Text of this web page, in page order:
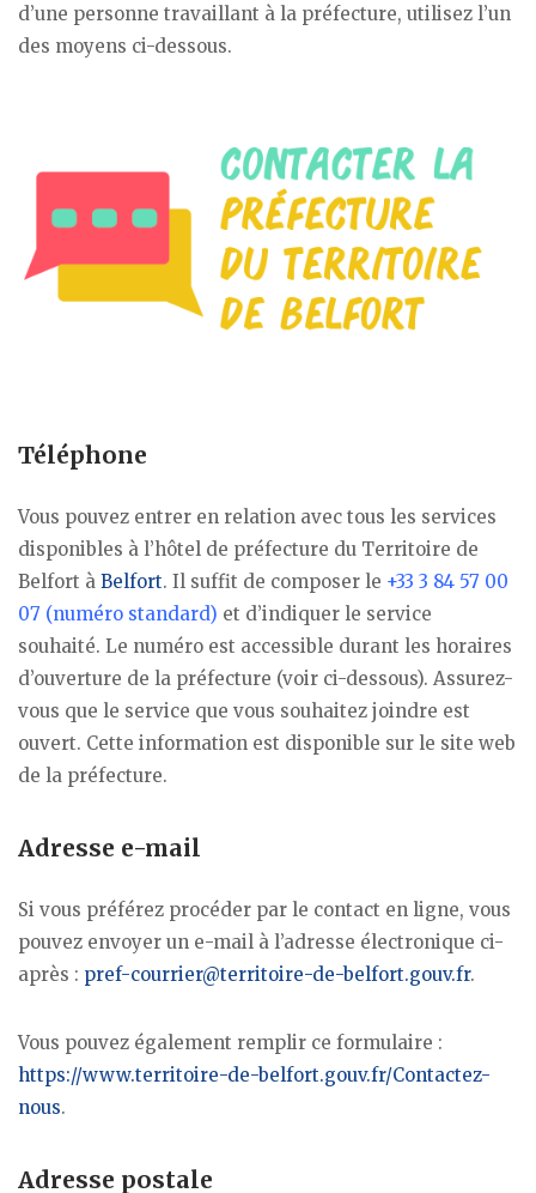
d’une personne travaillant à la préfecture, utilisez l’un
des moyens ci-dessous.
Téléphone
Vous pouvez entrer en relation avec tous les services
disponibles à l’hôtel de préfecture du Territoire de
Belfort à Belfort. Il suffit de composer le +33 3 84 57 00
07 (numéro standard) et d’indiquer le service
souhaité. Le numéro est accessible durant les horaires
d’ouverture de la préfecture (voir ci-dessous). Assurez-
vous que le service que vous souhaitez joindre est
ouvert. Cette information est disponible sur le site web
de la préfecture.
Adresse e-mail
Si vous préférez procéder par le contact en ligne, vous
pouvez envoyer un e-mail à l’adresse électronique ci-
après : pref-courrier@territoire-de-belfort.gouv.fr.
Vous pouvez également remplir ce formulaire :
https://www.territoire-de-belfort.gouv.fr/Contactez-
nous.
Adresse postale